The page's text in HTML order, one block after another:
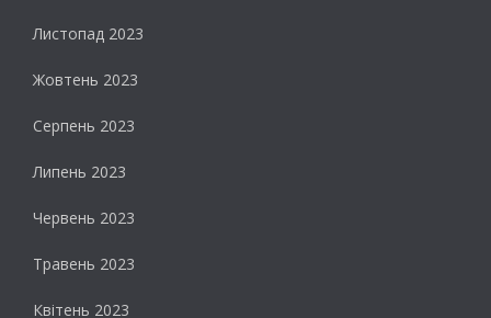
Листопад 2023
Жовтень 2023
Серпень 2023
Липень 2023
Червень 2023
Травень 2023
Квітень 2023